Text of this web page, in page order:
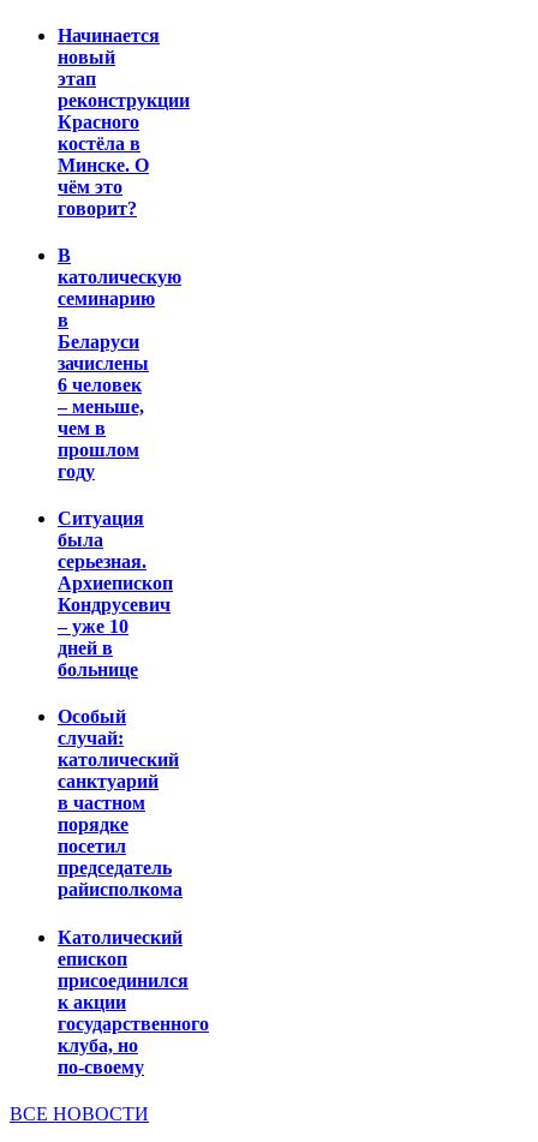
Начинается
новый
этап
реконструкции
Красного
костёла в
Минске. О
чём это
говорит?
В
католическую
семинарию
в
Беларуси
зачислены
6 человек
– меньше,
чем в
прошлом
году
Ситуация
была
серьезная.
Архиепископ
Кондрусевич
– уже 10
дней в
больнице
Особый
случай:
католический
санктуарий
в частном
порядке
посетил
председатель
райисполкома
Католический
епископ
присоединился
к акции
государственного
клуба, но
по-своему
ВСЕ НОВОСТИ